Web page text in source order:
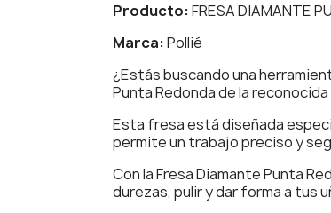
Producto:FRESA DIAMANTE
Marca:Pollié
¿Estás buscando una
Punta Redonda de la reconocida
Esta fresa está diseñada
permite un trabajo preciso y
Con la Fresa Diamante Punta
durezas, pulir y dar forma a tus